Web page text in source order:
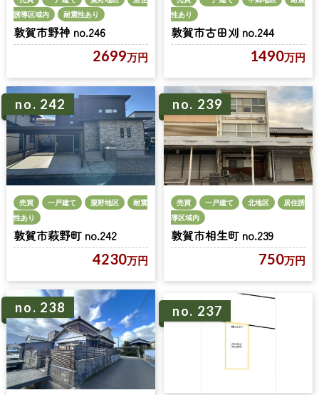
誘導区域内
耐震性あり
敦賀市野神 no.246
2699万円
性あり
敦賀市古田刈 no.244
1490万円
no. 242
売買 一戸建て 粟野地区
耐震
性あり
敦賀市萩野町 no.242
4230万円
no. 239
売買 一戸建て 北地区
居住誘
導区域内
敦賀市相生町 no.239
750万円
no. 238 no. 237